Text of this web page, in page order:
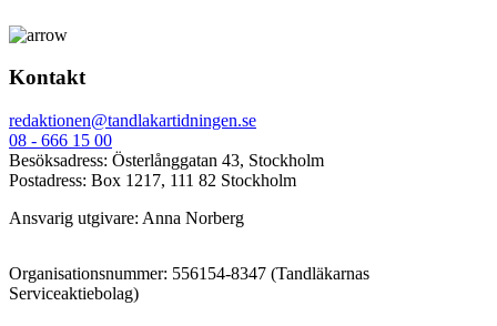
Kontakt
redaktionen@tandlakartidningen.se
08 - 666 15 00
Besöksadress: Österlånggatan 43, Stockholm
Postadress: Box 1217, 111 82 Stockholm
Ansvarig utgivare: Anna Norberg
Organisationsnummer: 556154-8347 (Tandläkarnas
Serviceaktiebolag)